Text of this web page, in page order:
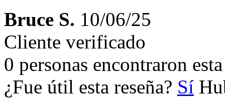
Bruce S. 10/06/25
Cliente verificado
0 personas encontraron
¿Fue útil esta reseña? Sí